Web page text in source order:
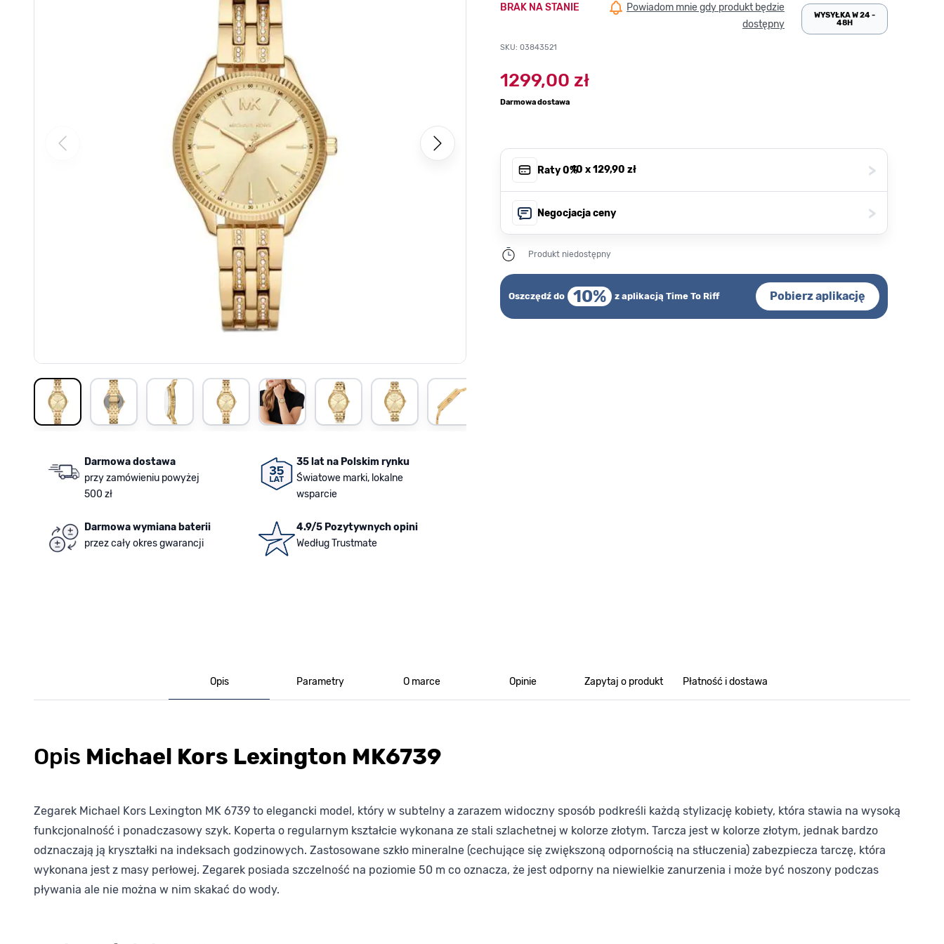
View larger imageView larger imageView larger imageView larger imageView larger imageView larger imageView larger imageView larger image
Darmowa dostawa
przy zamówieniu powyżej
500 zł
35 lat na Polskim rynku
Światowe marki, lokalne
wsparcie
Darmowa wymiana baterii
przez cały okres gwarancji
4.9/5 Pozytywnych opini
Według Trustmate
BRAK NA STANIE
Powiadom mnie gdy produkt będzie
dostępny
SKU: 03843521
WYSYŁKA W 24 -
48H
1299,00 zł
Darmowa dostawa
Raty 0%, 10 x129,90 zł >
Negocjacja ceny >
Produkt niedostępny
Oszczędź do 10% z aplikacją Time To Riff Pobierz aplikację
Opis Parametry O marce Opinie Zapytaj o produkt Płatność i dostawa
Opis Michael Kors Lexington MK6739
Zegarek Michael Kors Lexington MK 6739 to elegancki model, który w subtelny a zarazem widoczny sposób podkreśli każdą stylizację kobiety, która stawia na wysoką
funkcjonalność i ponadczasowy szyk. Koperta o regularnym kształcie wykonana ze stali szlachetnej w kolorze złotym. Tarcza jest w kolorze złotym, jednak bardzo
odznaczają ją kryształki na indeksach godzinowych. Zastosowane szkło mineralne (cechujące się zwiększoną odpornością na stłuczenia) zabezpiecza tarczę, która
wykonana jest z masy perłowej. Zegarek posiada szczelność na poziomie 50 m co oznacza, że jest odporny na niewielkie zanurzenia i może być noszony podczas
pływania ale nie można w nim skakać do wody.